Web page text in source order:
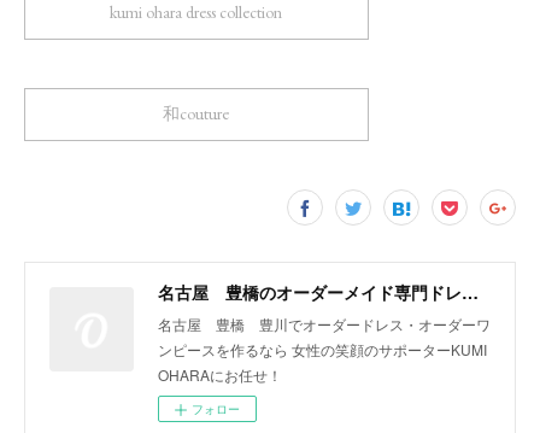
kumi ohara dress collection
和couture
名古屋 豊橋のオーダーメイド専門ドレスデザイナー KUMI OHARA
名古屋 豊橋 豊川でオーダードレス・オーダーワ
ンピースを作るなら 女性の笑顔のサポーターKUMI
OHARAにお任せ！
フォロー